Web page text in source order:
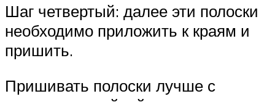
Шаг четвертый: далее эти полоски
необходимо приложить к краям и
пришить.
Пришивать полоски лучше с